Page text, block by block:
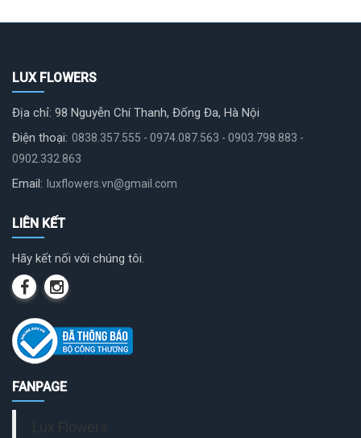
LUX FLOWERS
Địa chỉ: 98 Nguyễn Chí Thanh, Đống Đa, Hà Nội
Điện thoại: 0838.357.555 - 0974.087.563 - 0903.798.883 -
0902.332.863
Email: luxflowers.vn@gmail.com
LIÊN KẾT
Hãy kết nối với chúng tôi.
FANPAGE
Lux Flowers